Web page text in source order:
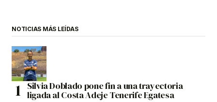
NOTICIAS MÁS LEÍDAS
Silvia Doblado pone fin a una trayectoria
ligada al Costa Adeje Tenerife Egatesa